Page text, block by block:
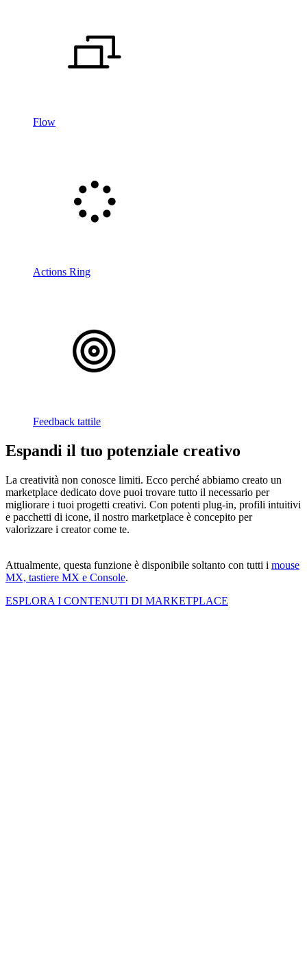
Flow
Actions Ring
Feedback tattile
Espandi il tuo potenziale creativo
La creatività non conosce limiti. Ecco perché abbiamo creato un
marketplace dedicato dove puoi trovare tutto il necessario per
migliorare i tuoi progetti creativi. Con potenti plug-in, profili intuitivi
e pacchetti di icone, il nostro marketplace è concepito per
valorizzare i creator come te.
Attualmente, questa funzione è disponibile soltanto con tutti i mouse
MX, tastiere MX e Console.
ESPLORA I CONTENUTI DI MARKETPLACE